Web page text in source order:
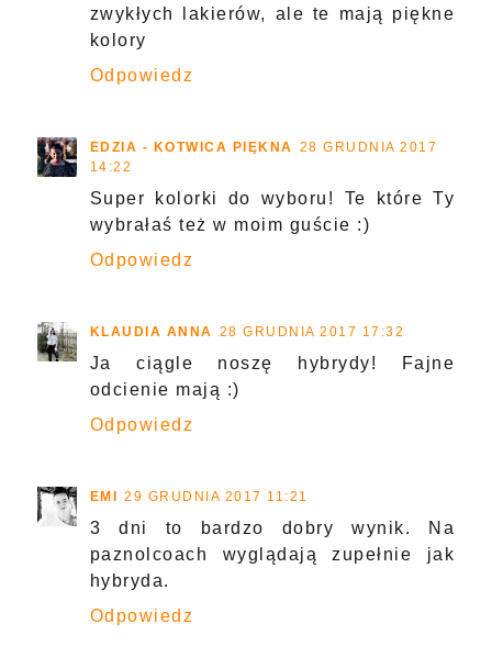
zwykłych lakierów, ale te mają piękne
kolory
Odpowiedz
EDZIA - KOTWICA PIĘKNA 28 GRUDNIA 2017
14:22
Super kolorki do wyboru! Te które Ty
wybrałaś też w moim guście :)
Odpowiedz
KLAUDIA ANNA 28 GRUDNIA 2017 17:32
Ja ciągle noszę hybrydy! Fajne
odcienie mają :)
Odpowiedz
EMI 29 GRUDNIA 2017 11:21
3 dni to bardzo dobry wynik. Na
paznolcoach wyglądają zupełnie jak
hybryda.
Odpowiedz